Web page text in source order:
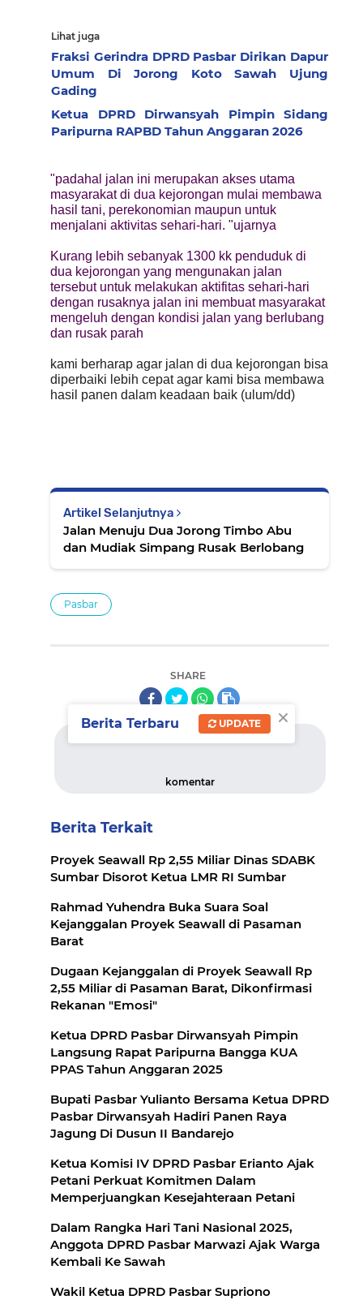
Lihat juga
Fraksi Gerindra DPRD Pasbar Dirikan Dapur
Umum Di Jorong Koto Sawah Ujung
Gading
Ketua DPRD Dirwansyah Pimpin Sidang
Paripurna RAPBD Tahun Anggaran 2026
"padahal jalan ini merupakan akses utama
masyarakat di dua kejorongan mulai membawa
hasil tani, perekonomian maupun untuk
menjalani aktivitas sehari-hari. "ujarnya
Kurang lebih sebanyak 1300 kk penduduk di
dua kejorongan yang mengunakan jalan
tersebut untuk melakukan aktifitas sehari-hari
dengan rusaknya jalan ini membuat masyarakat
mengeluh dengan kondisi jalan yang berlubang
dan rusak parah
kami berharap agar jalan di dua kejorongan bisa
diperbaiki lebih cepat agar kami bisa membawa
hasil panen dalam keadaan baik (ulum/dd)
Artikel Selanjutnya
Jalan Menuju Dua Jorong Timbo Abu
dan Mudiak Simpang Rusak Berlobang
Pasbar
SHARE
komentar
Berita Terkait
Proyek Seawall Rp 2,55 Miliar Dinas SDABK
Sumbar Disorot Ketua LMR RI Sumbar
Rahmad Yuhendra Buka Suara Soal
Kejanggalan Proyek Seawall di Pasaman
Barat
Dugaan Kejanggalan di Proyek Seawall Rp
2,55 Miliar di Pasaman Barat, Dikonfirmasi
Rekanan "Emosi"
Ketua DPRD Pasbar Dirwansyah Pimpin
Langsung Rapat Paripurna Bangga KUA
PPAS Tahun Anggaran 2025
Bupati Pasbar Yulianto Bersama Ketua DPRD
Pasbar Dirwansyah Hadiri Panen Raya
Jagung Di Dusun II Bandarejo
Ketua Komisi IV DPRD Pasbar Erianto Ajak
Petani Perkuat Komitmen Dalam
Memperjuangkan Kesejahteraan Petani
Dalam Rangka Hari Tani Nasional 2025,
Anggota DPRD Pasbar Marwazi Ajak Warga
Kembali Ke Sawah
Wakil Ketua DPRD Pasbar Supriono
×
Berita Terbaru UPDATE